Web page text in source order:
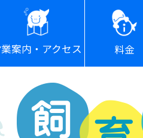
案内・アクセス 料金